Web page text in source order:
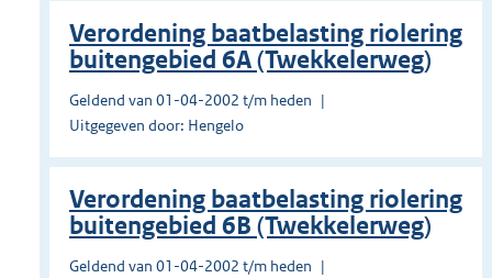
Verordening baatbelasting riolering
buitengebied 6A (Twekkelerweg)
Geldend van 01-04-2002 t/m heden
Uitgegeven door: Hengelo
Verordening baatbelasting riolering
buitengebied 6B (Twekkelerweg)
Geldend van 01-04-2002 t/m heden